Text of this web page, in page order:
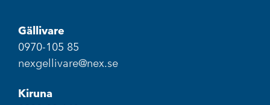
Gällivare
0970-105 85
nexgellivare@nex.se
Kiruna